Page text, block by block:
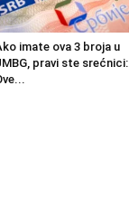
imate ova 3 broja u
pravi ste srećnici: